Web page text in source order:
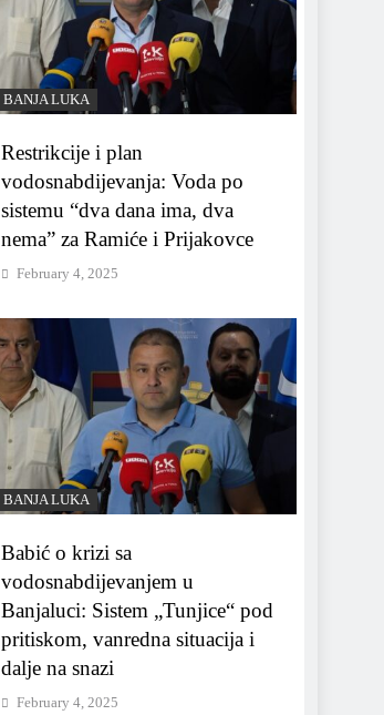
BANJA LUKA
Restrikcije i plan
vodosnabdijevanja: Voda po
sistemu “dva dana ima, dva
nema” za Ramiće i Prijakovce
February 4, 2025
BANJA LUKA
Babić o krizi sa
vodosnabdijevanjem u
Banjaluci: Sistem „Tunjice“ pod
pritiskom, vanredna situacija i
dalje na snazi
February 4, 2025